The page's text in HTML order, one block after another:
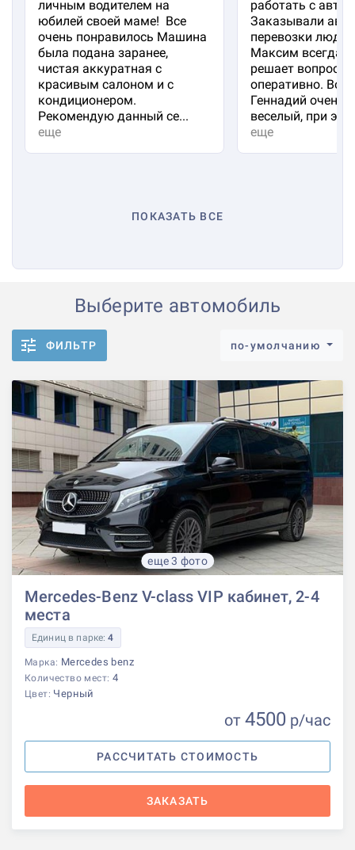
личным водителем на
юбилей своей маме! Все
очень понравилось Машина
была подана заранее,
чистая аккуратная с
красивым салоном и с
кондиционером.
Рекомендую данный се...
еще
работать с авто
Заказывали
перевозки
Максим всегда
решает вопросы
оперативно.
Геннадий очень
веселый, при эт...
еще
ПОКАЗАТЬ ВСЕ
Выберите автомобиль
ФИЛЬТР по-умолчанию
еще 3 фото
Mercedes-Benz V-class VIP кабинет, 2-4
места
Единиц в парке:4
Марка: Mercedes benz
Количество мест: 4
Цвет: Черный
от 4500 р/час
РАССЧИТАТЬ СТОИМОСТЬ
ЗАКАЗАТЬ